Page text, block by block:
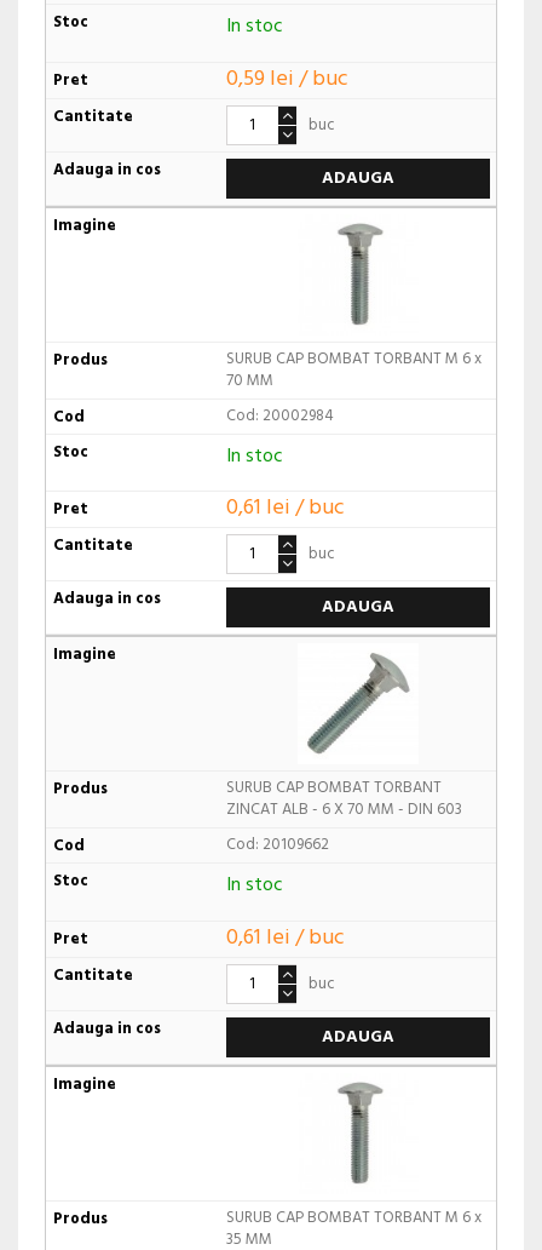
In stoc
0,59 lei / buc
buc
ADAUGA
SURUB CAP BOMBAT TORBANT M 6 x
70 MM
Cod: 20002984
In stoc
0,61 lei / buc
buc
ADAUGA
SURUB CAP BOMBAT TORBANT
ZINCAT ALB - 6 X 70 MM - DIN 603
Cod: 20109662
In stoc
0,61 lei / buc
buc
ADAUGA
SURUB CAP BOMBAT TORBANT M 6 x
35 MM